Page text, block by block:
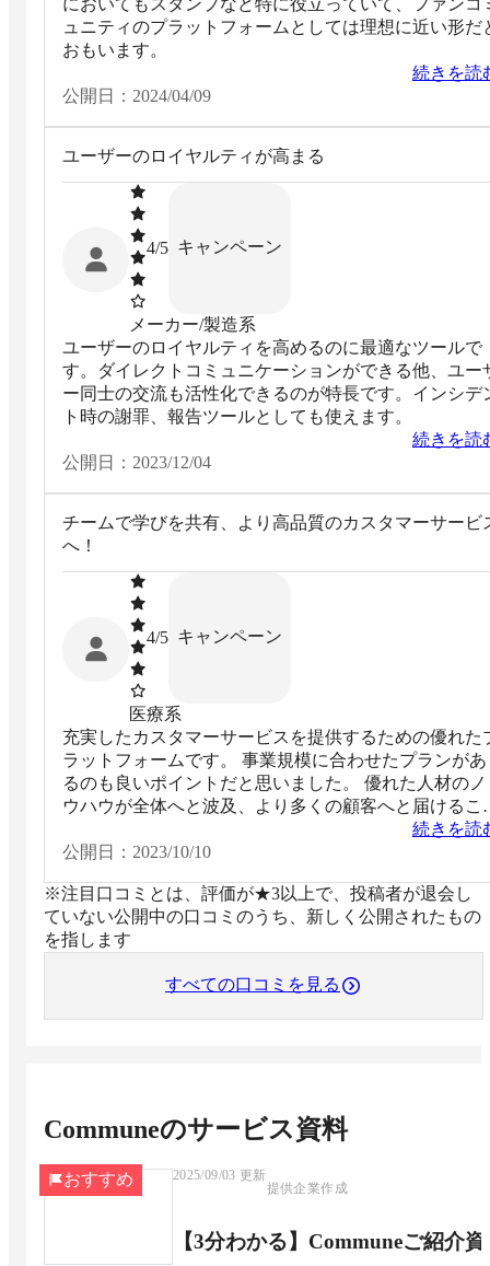
においてもスタンプなど特に役立っていて、ファンコ
ュニティのプラットフォームとしては理想に近い形だ
おもいます。
続きを読
公開日： 2024/04/09
ユーザーのロイヤルティが高まる
4/5 キャンペーン
メーカー/製造系
ユーザーのロイヤルティを高めるのに最適なツールで
す。ダイレクトコミュニケーションができる他、ユー
ー同士の交流も活性化できるのが特長です。インシデ
ト時の謝罪、報告ツールとしても使えます。
続きを読
公開日： 2023/12/04
チームで学びを共有、より高品質のカスタマーサービ
へ！
4/5 キャンペーン
医療系
充実したカスタマーサービスを提供するための優れた
ラットフォームです。 事業規模に合わせたプランがあ
るのも良いポイントだと思いました。 優れた人材のノ
ウハウが全体へと波及、より多くの顧客へと届けるこ
続きを読
公開日： 2023/10/10
※注目口コミとは、評価が★3以上で、投稿者が退会し
ていない公開中の口コミのうち、新しく公開されたもの
を指します
すべての口コミを見る
Communeのサービス資料
おすすめ 2025/09/03 更新
提供企業作成
【3分わかる】Communeご紹介